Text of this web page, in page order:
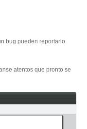
bug pueden reportarlo
atentos que pronto se